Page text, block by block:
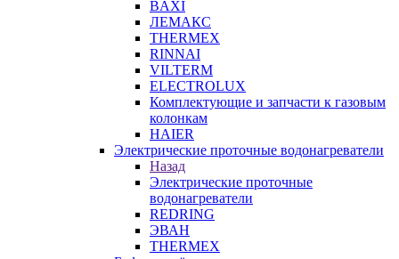
BAXI
ЛЕМАКС
THERMEX
RINNAI
VILTERM
ELECTROLUX
Комплектующие и запчасти к газовым
колонкам
HAIER
Электрические проточные водонагреватели
Назад
Электрические проточные
водонагреватели
REDRING
ЭВАН
THERMEX